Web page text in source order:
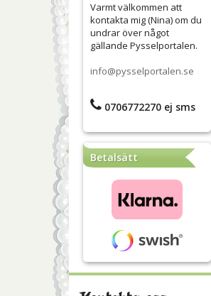
Varmt välkommen att
kontakta mig (Nina) om du
undrar över något
gällande Pysselportalen.
info@pysselportalen.se
0706772270 ej sms
Betalsätt